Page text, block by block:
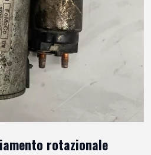
rotazionale